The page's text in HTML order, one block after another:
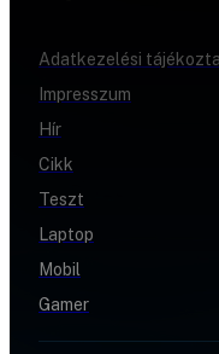
Adatkezelési
Impresszum
Hír
Cikk
Teszt
Laptop
Mobil
Gamer